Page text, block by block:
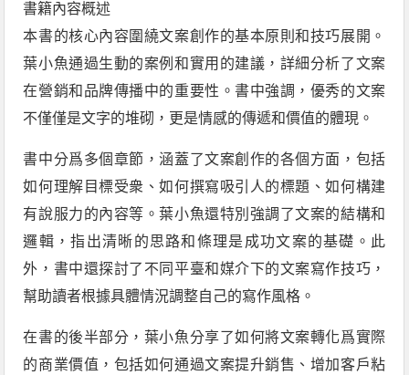
書籍內容概述
本書的核心內容圍繞文案創作的基本原則和技巧展開。
葉小魚通過生動的案例和實用的建議，詳細分析了文案
在營銷和品牌傳播中的重要性。書中強調，優秀的文案
不僅僅是文字的堆砌，更是情感的傳遞和價值的體現。
書中分爲多個章節，涵蓋了文案創作的各個方面，包括
如何理解目標受衆、如何撰寫吸引人的標題、如何構建
有說服力的內容等。葉小魚還特別強調了文案的結構和
邏輯，指出清晰的思路和條理是成功文案的基礎。此
外，書中還探討了不同平臺和媒介下的文案寫作技巧，
幫助讀者根據具體情況調整自己的寫作風格。
在書的後半部分，葉小魚分享了如何將文案轉化爲實際
的商業價值，包括如何通過文案提升銷售、增加客戶粘